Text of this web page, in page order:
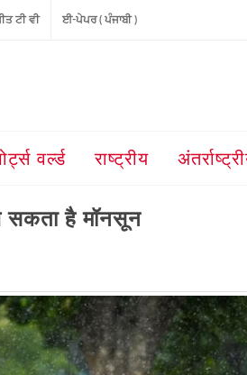
ਟੀ ਵੀ ਈ-ਪੇਪਰ ( ਪੰਜਾਬੀ )
वर्ल्ड राष्ट्रीय
सकता है मॉनसून